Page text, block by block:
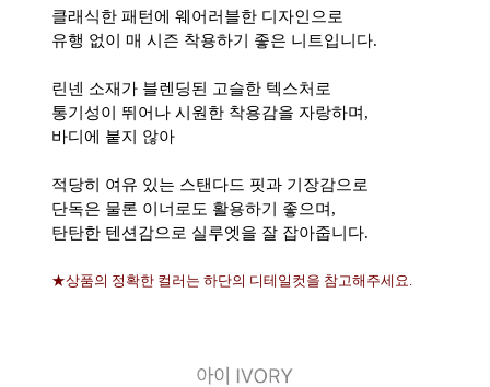
클래식한 패턴에 웨어러블한 디자인으로
유행 없이 매 시즌 착용하기 좋은 니트입니다.
린넨 소재가 블렌딩된 고슬한 텍스처로
통기성이 뛰어나 시원한 착용감을 자랑하며,
바디에 붙지 않아
적당히 여유 있는 스탠다드 핏과 기장감으로
단독은 물론 이너로도 활용하기 좋으며,
탄탄한 텐션감으로 실루엣을 잘 잡아줍니다.
★상품의 정확한 컬러는 하단의 디테일컷을 참고해주세요.